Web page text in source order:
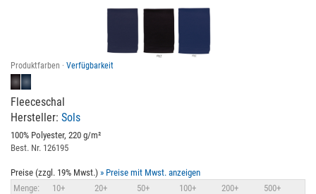
Produktfarben · Verfügbarkeit
Fleeceschal
Hersteller: Sols
100% Polyester, 220 g/m²
Best. Nr. 126195
Preise (zzgl. 19% Mwst.) » Preise mit Mwst. anzeigen
Menge:
10+ 20+ 50+ 100+ 200+
500+